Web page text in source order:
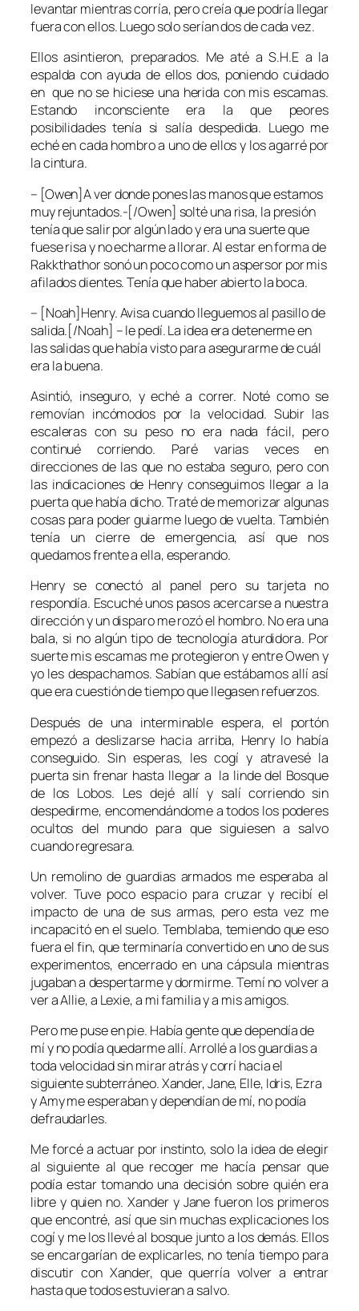
levantar mientras corría, pero creía que podría llegar
fuera con ellos. Luego solo serían dos de cada vez.
Ellos asintieron, preparados. Me até a S.H.E a la
espalda con ayuda de ellos dos, poniendo cuidado
en que no se hiciese una herida con mis escamas.
Estando inconsciente era la que peores
posibilidades tenía si salía despedida. Luego me
eché en cada hombro a uno de ellos y los agarré por
la cintura.
– [Owen]A ver donde pones las manos que estamos
muy rejuntados.-[/Owen] solté una risa, la presión
tenía que salir por algún lado y era una suerte que
fuese risa y no echarme a llorar. Al estar en forma de
Rakkthathor sonó un poco como un aspersor por mis
afilados dientes. Tenía que haber abierto la boca.
– [Noah]Henry. Avisa cuando lleguemos al pasillo de
salida.[/Noah] – le pedí. La idea era detenerme en
las salidas que había visto para asegurarme de cuál
era la buena.
Asintió, inseguro, y eché a correr. Noté como se
removían incómodos por la velocidad. Subir las
escaleras con su peso no era nada fácil, pero
continué corriendo. Paré varias veces en
direcciones de las que no estaba seguro, pero con
las indicaciones de Henry conseguimos llegar a la
puerta que había dicho. Traté de memorizar algunas
cosas para poder guiarme luego de vuelta. También
tenía un cierre de emergencia, así que nos
quedamos frente a ella, esperando.
Henry se conectó al panel pero su tarjeta no
respondía. Escuché unos pasos acercarse a nuestra
dirección y un disparo me rozó el hombro. No era una
bala, si no algún tipo de tecnología aturdidora. Por
suerte mis escamas me protegieron y entre Owen y
yo les despachamos. Sabían que estábamos allí así
que era cuestión de tiempo que llegasen refuerzos.
Después de una interminable espera, el portón
empezó a deslizarse hacia arriba, Henry lo había
conseguido. Sin esperas, les cogí y atravesé la
puerta sin frenar hasta llegar a la linde del Bosque
de los Lobos. Les dejé allí y salí corriendo sin
despedirme, encomendándome a todos los poderes
ocultos del mundo para que siguiesen a salvo
cuando regresara.
Un remolino de guardias armados me esperaba al
volver. Tuve poco espacio para cruzar y recibí el
impacto de una de sus armas, pero esta vez me
incapacitó en el suelo. Temblaba, temiendo que eso
fuera el fin, que terminaría convertido en uno de sus
experimentos, encerrado en una cápsula mientras
jugaban a despertarme y dormirme. Temí no volver a
ver a Allie, a Lexie, a mi familia y a mis amigos.
Pero me puse en pie. Había gente que dependía de
mí y no podía quedarme allí. Arrollé a los guardias a
toda velocidad sin mirar atrás y corrí hacia el
siguiente subterráneo. Xander, Jane, Elle, Idris, Ezra
y Amy me esperaban y dependían de mí, no podía
defraudarles.
Me forcé a actuar por instinto, solo la idea de elegir
al siguiente al que recoger me hacía pensar que
podía estar tomando una decisión sobre quién era
libre y quien no. Xander y Jane fueron los primeros
que encontré, así que sin muchas explicaciones los
cogí y me los llevé al bosque junto a los demás. Ellos
se encargarían de explicarles, no tenía tiempo para
discutir con Xander, que querría volver a entrar
hasta que todos estuvieran a salvo.